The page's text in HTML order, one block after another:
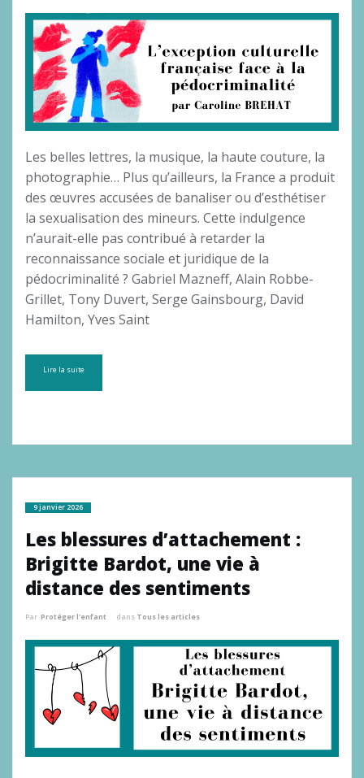
Les belles lettres, la musique, la haute couture, la
photographie… Plus qu’ailleurs, la France a produit
des œuvres accusées de banaliser ou d’esthétiser
la sexualisation des mineurs. Cette indulgence
n’aurait-elle pas contribué à retarder la
reconnaissance sociale et juridique de la
pédocriminalité ? Gabriel Mazneff, Alain Robbe-
Grillet, Tony Duvert, Serge Gainsbourg, David
Hamilton, Yves Saint
Lire la suite
9 janvier 2026
Les blessures d’attachement :
Brigitte Bardot, une vie à
distance des sentiments
Par Protéger l'enfant dans Tous les articles